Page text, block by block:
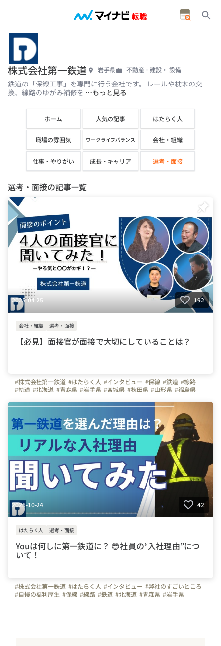
株式会社第一鉄道 岩手県 不動産・建設・ 設備
鉄道の「保線工事」を専門に行う会社です。 レールや枕木の交
換、線路のゆがみ補修を …もっと見る
ホーム 人気の記事 はたらく人
職場の雰囲気 ワークライフバランス 会社・組織
仕事・やりがい 成長・キャリア 選考・面接
選考・面接の記事一覧
2025-04-25 192
会社・組織 選考・面接
【必見】面接官が面接で大切にしていることは？
#株式会社第一鉄道 #はたらく人 #インタビュー #保線 #鉄道 #線路
#軌道 #北海道 #青森県 #岩手県 #宮城県 #秋田県 #山形県 #福島県
2025-10-24 42
はたらく人 選考・面接
Youは何しに第一鉄道に？ 😎社員の“入社理由”につ
いて！
#株式会社第一鉄道 #はたらく人 #インタビュー #弊社のすごいところ
#自慢の福利厚生 #保線 #線路 #鉄道 #北海道 #青森県 #岩手県